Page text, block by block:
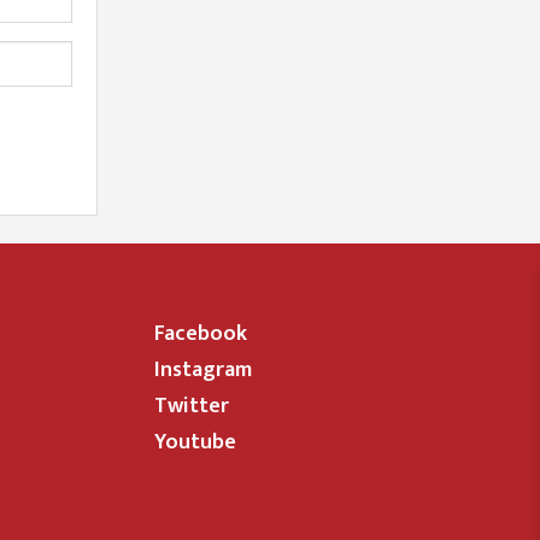
Facebook
Instagram
Twitter
Youtube